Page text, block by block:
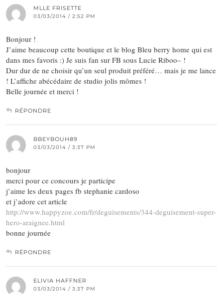
MLLE FRISETTE
03/03/2014 / 2:52 PM
Bonjour !
J’aime beaucoup cette boutique et le blog Bleu berry home qui est
dans mes favoris :) Je suis fan sur FB sous Lucie Riboo– !
Dur dur de ne choisir qu’un seul produit préféré… mais je me lance
! L’affiche abécédaire de studio jolis mômes !
Belle journée et merci !
RÉPONDRE
BBEYBOUH89
03/03/2014 / 3:37 PM
bonjour
merci pour ce concours je participe
j’aime les deux pages fb stephanie cardoso
et j’adore cet article
http://www.happyzoe.com/fr/deguisements/344-deguisement-super-
hero-araignee.html
bonne journée
RÉPONDRE
ELIVIA HAFFNER
03/03/2014 / 3:37 PM